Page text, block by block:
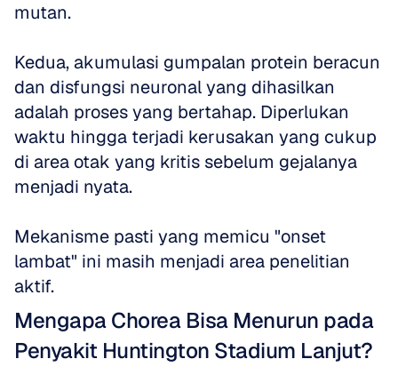
mutan.
Kedua, akumulasi gumpalan protein beracun
dan disfungsi neuronal yang dihasilkan
adalah proses yang bertahap. Diperlukan
waktu hingga terjadi kerusakan yang cukup
di area otak yang kritis sebelum gejalanya
menjadi nyata.
Mekanisme pasti yang memicu "onset
lambat" ini masih menjadi area penelitian
aktif.
Mengapa Chorea Bisa Menurun pada
Penyakit Huntington Stadium Lanjut?